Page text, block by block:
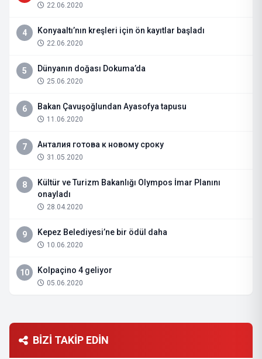
22.06.2020
4 Konyaaltı’nın kreşleri için ön kayıtlar başladı
22.06.2020
5 Dünyanın doğası Dokuma’da
25.06.2020
6 Bakan Çavuşoğlundan Ayasofya tapusu
11.06.2020
7 Анталия готова к новому сроку
31.05.2020
8
Kültür ve Turizm Bakanlığı Olympos İmar Planını
onayladı
28.04.2020
9 Kepez Belediyesi’ne bir ödül daha
10.06.2020
10 Kolpaçino 4 geliyor
05.06.2020
BİZİ TAKİP EDİN